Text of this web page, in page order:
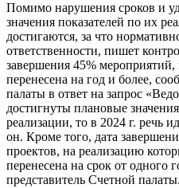
Помимо нарушения сроков и
значения показателей по их
достигаются, за что
ответственности, пишет
завершения 45%
перенесена на год и более,
палаты в ответ на запрос
достигнуты плановые
реализации, то в 2024 г. речь
он. Кроме того, дата
проектов, на реализацию
перенесена на срок от одного
представитель Счетной палаты.